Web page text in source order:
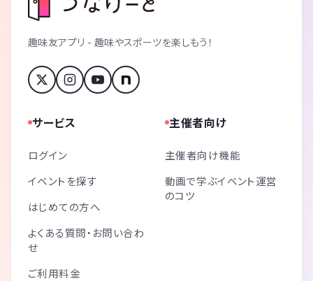
趣味友アプリ - 趣味やスポーツを楽しもう！
サービス
ログイン
イベントを探す
はじめての方へ
よくある質問・お問い合わ
せ
ご利用料金
主催者向け
主催者向け機能
動画で学ぶイベント運営
のコツ